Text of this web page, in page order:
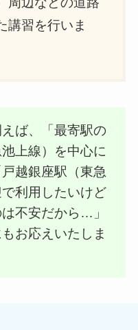
講習を行いま
ば、「最寄駅の
上線）を中心に
越銀座駅（東急
利用したいけど
不安だから…」
お応えいたしま